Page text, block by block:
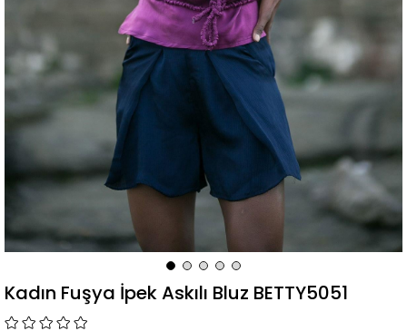
Kadın Fuşya İpek Askılı Bluz BETTY5051